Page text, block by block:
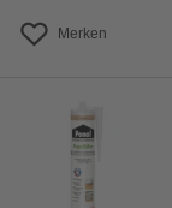
Merken